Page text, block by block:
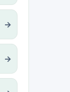
→
→